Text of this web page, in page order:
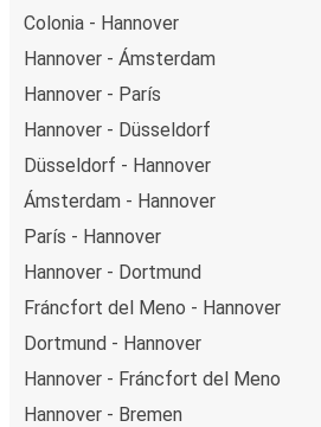
Colonia - Hannover
Hannover - Ámsterdam
Hannover - París
Hannover - Düsseldorf
Düsseldorf - Hannover
Ámsterdam - Hannover
París - Hannover
Hannover - Dortmund
Fráncfort del Meno - Hannover
Dortmund - Hannover
Hannover - Fráncfort del Meno
Hannover - Bremen